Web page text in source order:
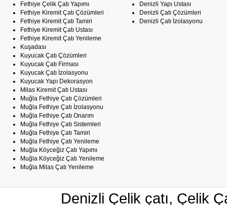
Fethiye Çelik Çatı Yapımı
Fethiye Kiremit Çatı Çözümleri
Fethiye Kiremit Çatı Tamiri
Fethiye Kiremit Çatı Ustası
Fethiye Kiremit Çatı Yenileme
Kuşadası
Kuyucak Çatı Çözümleri
Kuyucak Çatı Firması
Kuyucak Çatı İzolasyonu
Kuyucak Yapı Dekorasyon
Milas Kiremit Çatı Ustası
Muğla Fethiye Çatı Çözümleri
Muğla Fethiye Çatı İzolasyonu
Muğla Fethiye Çatı Onarım
Muğla Fethiye Çatı Sistemleri
Muğla Fethiye Çatı Tamiri
Muğla Fethiye Çatı Yenileme
Muğla Köyceğiz Çatı Yapımı
Muğla Köyceğiz Çatı Yenileme
Muğla Milas Çatı Yenileme
Denizli Yapı Ustası
Denizli Çatı Çözümleri
Denizli Çatı İzolasyonu
Denizli Çelik çatı, Çelik